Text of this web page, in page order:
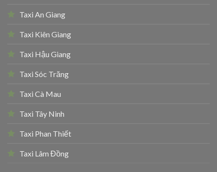
Taxi An Giang
Taxi Kiên Giang
Taxi Hậu Giang
Taxi Sóc Trăng
Taxi Cà Mau
Taxi Tây Ninh
Taxi Phan Thiết
Taxi Lâm Đồng